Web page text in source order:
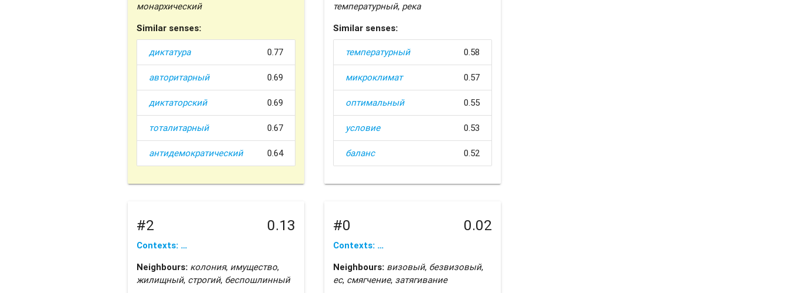
монархический
Similar senses:
диктатура 0.77
авторитарный 0.69
диктаторский 0.69
тоталитарный 0.67
антидемократический 0.64
температурный, река
Similar senses:
температурный 0.58
микроклимат 0.57
оптимальный 0.55
условие 0.53
баланс 0.52
#2 0.13
Contexts: …
Neighbours: колония, имущество,
жилищный, строгий, беспошлинный
#0 0.02
Contexts: …
Neighbours: визовый, безвизовый,
ес, смягчение, затягивание